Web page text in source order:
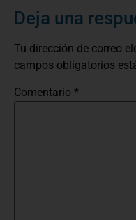
Deja una
Tu dirección de correo
campos obligatorios
Comentario *